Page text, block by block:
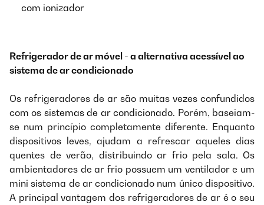
com ionizador
Refrigerador de ar móvel - a alternativa acessível ao
sistema de ar condicionado
Os refrigeradores de ar são muitas vezes confundidos
com os sistemas de ar condicionado. Porém, baseiam-
se num princípio completamente diferente. Enquanto
dispositivos leves, ajudam a refrescar aqueles dias
quentes de verão, distribuindo ar frio pela sala. Os
ambientadores de ar frio possuem um ventilador e um
mini sistema de ar condicionado num único dispositivo.
A principal vantagem dos refrigeradores de ar é o seu